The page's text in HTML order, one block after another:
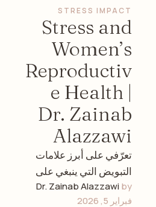
STRESS IMPACT
Stress and
Women’s
Reproductiv
e Health |
Dr. Zainab
Alazzawi
تعرّفي على أبرز علامات
التبويض التي ينبغي على
كل امرأة معرفتها، وكيفية
متابعة دورتكِ الخصوبية،
by
Dr. Zainab Alazzawi
فبراير 5, 2026